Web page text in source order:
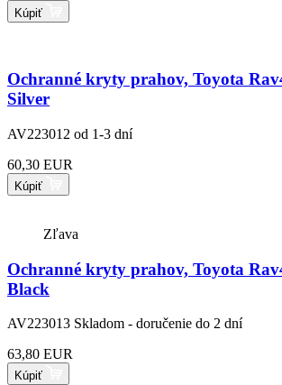
Kúpiť
Ochranné kryty prahov, Toyota
Silver
AV223012 od 1-3 dní
60,30 EUR
Kúpiť
Zľava
Ochranné kryty prahov, Toyota
Black
AV223013 Skladom - doručenie do 2 dní
63,80 EUR
Kúpiť